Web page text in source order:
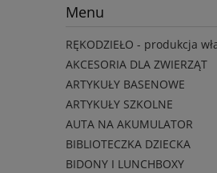
Menu
RĘKODZIEŁO - produkcja
AKCESORIA DLA ZWIERZĄT
ARTYKUŁY BASENOWE
ARTYKUŁY SZKOLNE
AUTA NA AKUMULATOR
BIBLIOTECZKA DZIECKA
BIDONY I LUNCHBOXY